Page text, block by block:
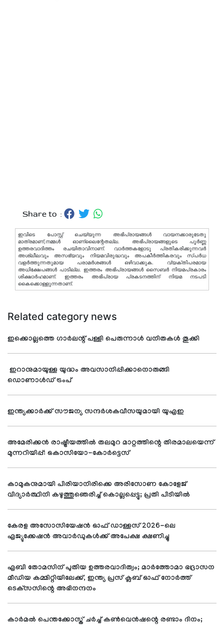
Share to :
ഇവിടെ പോസ്റ്റ് ചെയ്യുന്ന അഭിപ്രായങ്ങള്‍ വായനക്കാരുടേതു
മാത്രമാണ്,നമ്മൾ ഓണ്ലൈന്റേതല്ല. അഭിപ്രായങ്ങളുടെ പൂർണ്ണ
ഉത്തരവാദിത്തം രചയിതാവിനാണ്. വാര്‍ത്തകളോടു പ്രതികരിക്കുന്നവര്‍
അശ്ലീലവും അസഭ്യവും നിയമവിരുദ്ധവും അപകീര്‍ത്തികരവും സ്പര്‍ധ
വളര്‍ത്തുന്നതുമായ പരാമര്‍ശങ്ങള്‍ ഒഴിവാക്കുക. വ്യക്തിപരമായ
അധിക്ഷേപങ്ങള്‍ പാടില്ല. ഇത്തരം അഭിപ്രായങ്ങള്‍ സൈബര്‍ നിയമപ്രകാരം
ശിക്ഷാര്‍ഹമാണ്. ഇത്തരം അഭിപ്രായ പ്രകടനത്തിന് നിയമ നടപടി
കൈക്കൊള്ളുന്നതാണ്.
Related category news
ഇക്കൊല്ലത്തെ ഗാര്‍ലന്റ് പള്ളി പെരുന്നാള്‍ വനിതകള്‍ തൂക്കി
ഇറാനുമായുള്ള യുദ്ധം അവസാനിപ്പിക്കാനൊരുങ്ങി
ഡൊണാള്‍ഡ് ട്രംപ്
ഇന്ത്യക്കാര്‍ക്ക് സൗജന്യ സന്ദര്‍ശകവീസയുമായി യുഎഇ
അമേരിക്കന്‍ രാഷ്ട്രീയത്തില്‍ തലമുറ മാറ്റത്തിന്റെ തിരമാലയെന്ന്
മുന്നറിയിപ്പ്: ഒകാസിയോ-കോര്‍ട്ടെസ്
കാമുകനുമായി പിരിയാനിരിക്കെ അരിസോണ കോളേജ്
വിദ്യാര്‍ത്ഥിനി കഴുത്തുഞെരിച്ച് കൊല്ലപ്പെട്ടു; പ്രതി പിടിയില്‍
കേരള അസോസിയേഷന്‍ ഓഫ് ഡാള്ളസ് 2026-ലെ
എജ്യുക്കേഷന്‍ അവാര്‍ഡുകള്‍ക്ക് അപേക്ഷ ക്ഷണിച്ചു
എബി തോമസിന് പുതിയ ഉത്തരവാദിത്വം; മാര്‍ത്തോമാ ഭദ്രാസന
മീഡിയ കമ്മിറ്റിയിലേക്ക്, ഇന്ത്യ പ്രസ് ക്ലബ് ഓഫ് നോര്‍ത്ത്
ടെക്‌സസിന്റെ അഭിനന്ദനം
കാര്‍മല്‍ പെന്തക്കോസ്ത് ചര്‍ച്ച് കണ്‍വെന്‍ഷന്റെ രണ്ടാം ദിനം;